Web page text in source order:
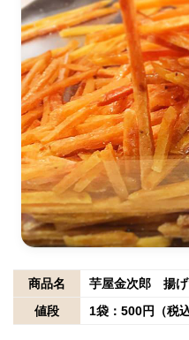
商品名
芋屋金次郎 揚げ
値段
1袋：500円（税込